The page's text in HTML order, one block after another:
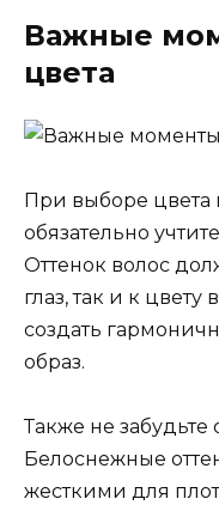
Важные
цвета
При выборе цвета
обязательно
Оттенок волос
глаз, так и к
создать
образ.
Также не
Белоснежные
жесткими для